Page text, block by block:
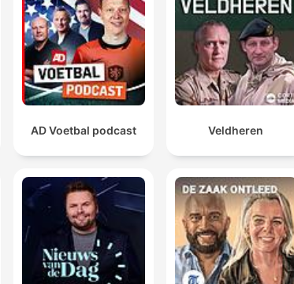
discussão aborda como a manutenção do conflito
interesses políticos internos de Israel.
que só entrega as armas se Israel sair de
diz que só sai de Gaza quando o Hamas
narrador resume o impasse fundamental que
do acordo.
AD Voetbal podcast Veldheren